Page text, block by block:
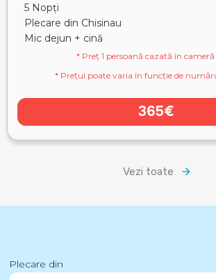
5 Nopți
Plecare din Chisinau
Mic dejun + cină
* Preț 1 persoană cazată în cameră
* Prețul poate varia în funcție de
365€
Vezi toate
Plecare din